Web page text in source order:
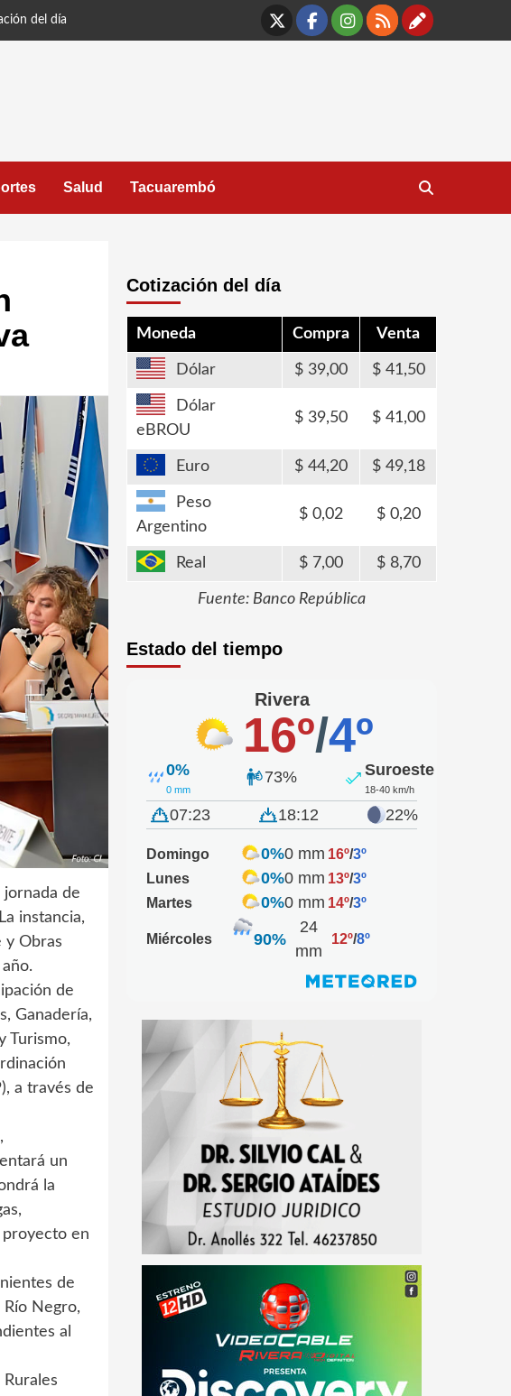
del día
X Facebook
Instagram
RSS
Salud Tacuarembó
jornada de
instancia,
y Obras
de
Ganadería,
Turismo,
a través de
un
la
proyecto en
de
Río Negro,
al
Cotización del día
Moneda Compra Venta
Dólar 39,00 41,50
Dólar
eBROU
39,50 41,00
Euro 44,20 49,18
Peso
Argentino
0,02 0,20
Real 7,00 8,70
Fuente: Banco República
Estado del tiempo
Rivera
16º/4º
0%
0 mm
73% Suroeste
18-40 km/h
07:23 18:12 22%
Domingo 0%0 mm 16º/3º
Lunes
0%0 mm 13º/3º
Martes
0%0 mm 14º/3º
Miércoles 90%
24
mm
12º/8º